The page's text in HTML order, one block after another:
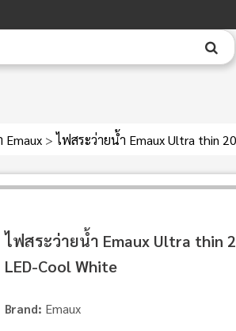
Emaux > ไฟสระว่ายน้ำ Emaux Ultra thin
ไฟสระว่ายน้ำ Emaux Ultra thin
LED-Cool White
Brand: Emaux